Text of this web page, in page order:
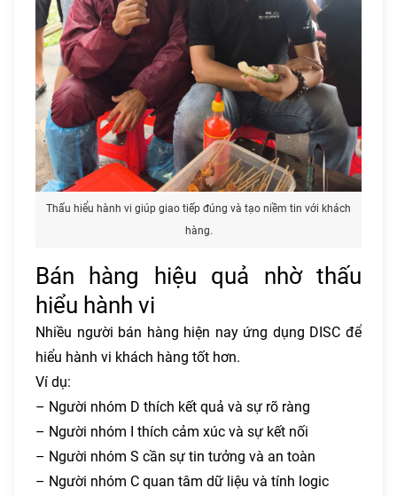
Thấu hiểu hành vi giúp giao tiếp đúng và tạo niềm tin với khách
hàng.
Bán hàng hiệu quả nhờ thấu
hiểu hành vi
Nhiều người bán hàng hiện nay ứng dụng DISC để
hiểu hành vi khách hàng tốt hơn.
Ví dụ:
– Người nhóm D thích kết quả và sự rõ ràng
– Người nhóm I thích cảm xúc và sự kết nối
– Người nhóm S cần sự tin tưởng và an toàn
– Người nhóm C quan tâm dữ liệu và tính logic